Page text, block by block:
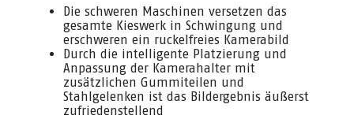
Die schweren Maschinen versetzen das
gesamte Kieswerk in Schwingung und
erschweren ein ruckelfreies Kamerabild
Durch die intelligente Platzierung und
Anpassung der Kamerahalter mit
zusätzlichen Gummiteilen und
Stahlgelenken ist das Bildergebnis äußerst
zufriedenstellend